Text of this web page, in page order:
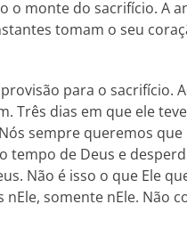
o monte do sacrifício. A
tomam o seu
para o sacrifício.
Três dias em que ele
sempre queremos
tempo de Deus e
Não é isso o que Ele
somente nEle. Não